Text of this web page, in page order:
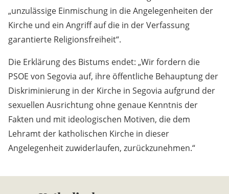
„unzulässige Einmischung in die Angelegenheiten der
Kirche und ein Angriff auf die in der Verfassung
garantierte Religionsfreiheit“.
Die Erklärung des Bistums endet: „Wir fordern die
PSOE von Segovia auf, ihre öffentliche Behauptung der
Diskriminierung in der Kirche in Segovia aufgrund der
sexuellen Ausrichtung ohne genaue Kenntnis der
Fakten und mit ideologischen Motiven, die dem
Lehramt der katholischen Kirche in dieser
Angelegenheit zuwiderlaufen, zurückzunehmen.“